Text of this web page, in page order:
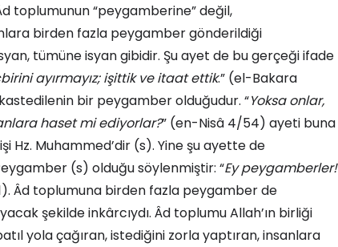
toplumunun “peygamberine” değil,
birden fazla peygamber gönderildiği
tümüne isyan gibidir. Şu ayet de bu gerçeği ifade
ayırmayız; işittik ve itaat ettik.” (el-Bakara
bir peygamber olduğudur. “Yoksa onlar,
haset mi ediyorlar?” (en-Nisâ 4/54) ayeti buna
Hz. Muhammed’dir (s). Yine şu ayette de
(s) olduğu söylenmiştir: “Ey peygamberler!
Âd toplumuna birden fazla peygamber de
şekilde inkârcıydı. Âd toplumu Allah’ın birliği
yola çağıran, istediğini zorla yaptıran, insanlara